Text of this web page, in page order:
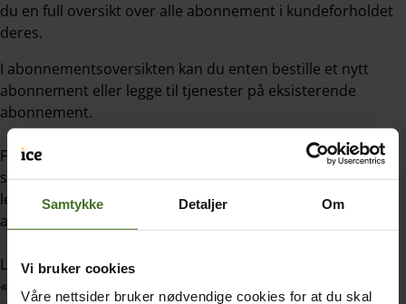
Samtykke Detaljer Om
Vi bruker cookies
Våre nettsider bruker nødvendige cookies for at du skal
du en full oversikt over alle abonnement i kundeforholdet
deres.
I abonnementsoversikten kan du enten bestille et nytt
abonnement eller legge til tjenester på eksisterende
abonnement.
For å legge til en tjeneste på et eksisterende abonnement,
skroller du ned og velger det abonnementet du ønsker å
legge til en tjeneste på. Du får nå opp en oversikt over
abonnementets forbruk og kostnader.
Lengre ned på siden kan du trykke på:
«Ekstra data- og utlandspakker» for å bestille disse